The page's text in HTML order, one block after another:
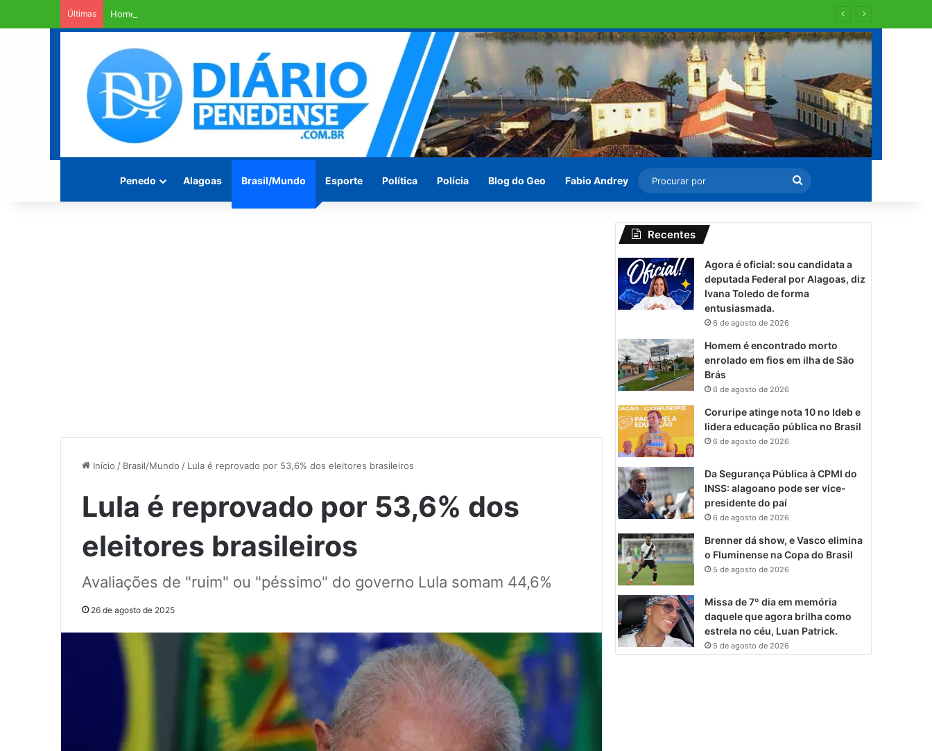
Últimas Homem é encontrado morto enrolado em fios em ilha de São Brás
Penedo Alagoas Brasil/Mundo Esporte Política Polícia Blog do Geo Fabio Andrey
Procurar
por
Início / Brasil/Mundo / Lula é reprovado por 53,6% dos eleitores brasileiros
Lula é reprovado por 53,6% dos
eleitores brasileiros
Avaliações de "ruim" ou "péssimo" do governo Lula somam 44,6%
26 de agosto de 2025
Recentes
Agora é oficial: sou candidata a
deputada Federal por Alagoas, diz
Ivana Toledo de forma
entusiasmada.
6 de agosto de 2026
Homem é encontrado morto
enrolado em fios em ilha de São
Brás
6 de agosto de 2026
Coruripe atinge nota 10 no Ideb e
lidera educação pública no Brasil
6 de agosto de 2026
Da Segurança Pública à CPMI do
INSS: alagoano pode ser vice-
presidente do paí
6 de agosto de 2026
Brenner dá show, e Vasco elimina
o Fluminense na Copa do Brasil
5 de agosto de 2026
Missa de 7º dia em memória
daquele que agora brilha como
estrela no céu, Luan Patrick.
5 de agosto de 2026